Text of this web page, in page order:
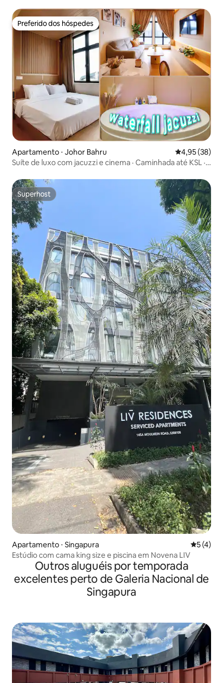
Preferido dos hóspedes
Preferido dos hóspedes
Apartamento ⋅ Johor Bahru 4,95 de uma
4,95 (38)
Suíte de luxo com jacuzzi e cinema · Caminhada até KSL · 2
Superhost
Superhost
Apartamento ⋅ Singapura 5 de
5 (4)
Estúdio com cama king size e piscina em Novena LIV
Outros aluguéis por temporada
excelentes perto de Galeria Nacional de
Singapura